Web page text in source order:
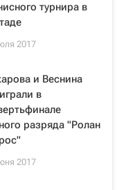
турнира в
2017
и Веснина
в
разряда "Ролан
2017